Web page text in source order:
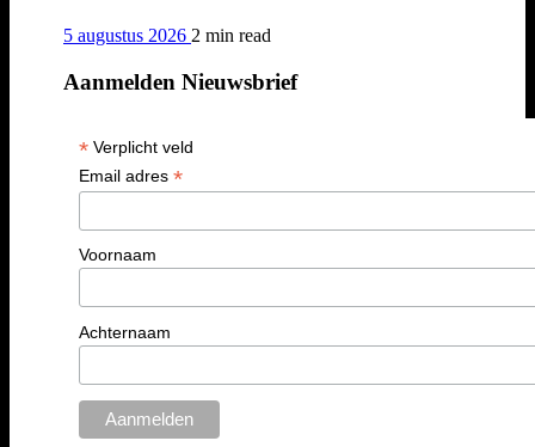
5 augustus 2026 2 min read
Aanmelden Nieuwsbrief
*Verplicht veld
Email adres *
Voornaam
Achternaam